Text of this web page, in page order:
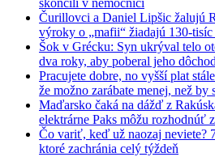
skončili v nemocnici
Čurillovci a Daniel Lipšic žalujú
výroky o „mafii“ žiadajú 130-tisíc
Šok v Grécku: Syn ukrýval telo
dva roky, aby poberal jeho
Pracujete dobre, no vyšší plat
že možno zarábate menej, než by
Maďarsko čaká na dážď z
elektrárne Paks môžu rozhodnúť
Čo variť, keď už naozaj neviete?
ktoré zachránia celý týždeň